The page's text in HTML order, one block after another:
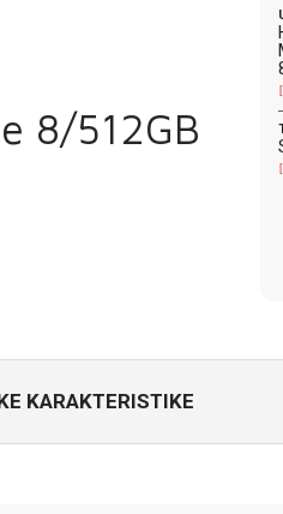
8/512GB
KARAKTERISTIKE